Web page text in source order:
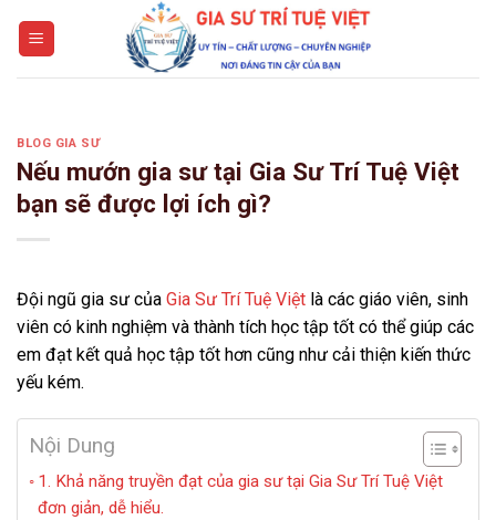
BLOG GIA SƯ
Nếu mướn gia sư tại Gia Sư Trí Tuệ Việt
bạn sẽ được lợi ích gì?
Đội ngũ gia sư của Gia Sư Trí Tuệ Việt là các giáo viên, sinh
viên có kinh nghiệm và thành tích học tập tốt có thể giúp các
em đạt kết quả học tập tốt hơn cũng như cải thiện kiến thức
yếu kém.
Nội Dung
1. Khả năng truyền đạt của gia sư tại Gia Sư Trí Tuệ Việt
đơn giản, dễ hiểu.